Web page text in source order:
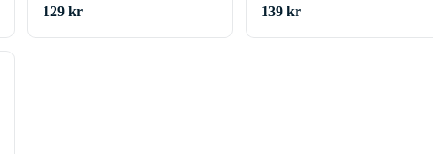
129 kr
139 kr